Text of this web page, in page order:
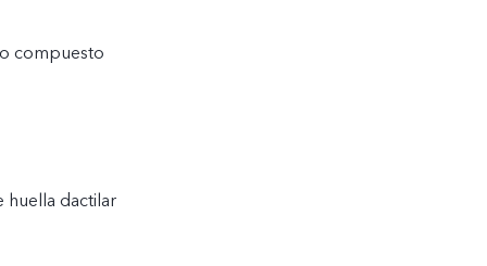
compuesto
huella dactilar